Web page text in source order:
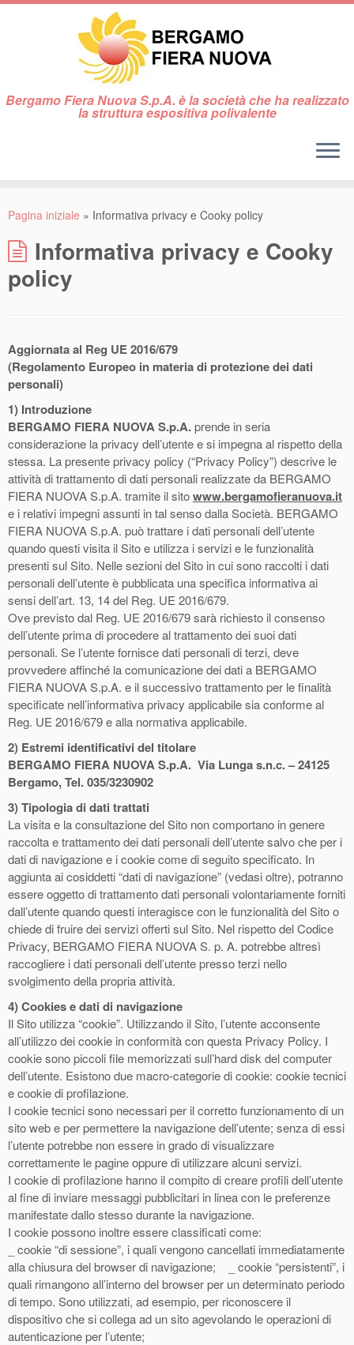
Bergamo Fiera Nuova S.p.A. è la società che ha realizzato
la struttura espositiva polivalente
Pagina iniziale » Informativa privacy e Cooky policy
Informativa privacy e Cooky
policy
Aggiornata al Reg UE 2016/679
(Regolamento Europeo in materia di protezione dei dati
personali)
1) Introduzione
BERGAMO FIERA NUOVA S.p.A.prende in seria
considerazione la privacy dell’utente e si impegna al rispetto della
stessa. La presente privacy policy (“Privacy Policy”) descrive le
attività di trattamento di dati personali realizzate da BERGAMO
FIERA NUOVA S.p.A. tramite il sitowww.bergamofieranuova.it
e i relativi impegni assunti in tal senso dalla Società. BERGAMO
FIERA NUOVA S.p.A. può trattare i dati personali dell’utente
quando questi visita il Sito e utilizza i servizi e le funzionalità
presenti sul Sito. Nelle sezioni del Sito in cui sono raccolti i dati
personali dell’utente è pubblicata una specifica informativa ai
sensi dell’art. 13, 14 del Reg. UE 2016/679.
Ove previsto dal Reg. UE 2016/679 sarà richiesto il consenso
dell’utente prima di procedere al trattamento dei suoi dati
personali. Se l’utente fornisce dati personali di terzi, deve
provvedere affinché la comunicazione dei dati a BERGAMO
FIERA NUOVA S.p.A. e il successivo trattamento per le finalità
specificate nell’informativa privacy applicabile sia conforme al
Reg. UE 2016/679 e alla normativa applicabile.
2) Estremi identificativi del titolare
BERGAMO FIERA NUOVA S.p.A. Via Lunga s.n.c. – 24125
Bergamo, Tel. 035/3230902
3)Tipologia di dati trattati
La visita e la consultazione del Sito non comportano in genere
raccolta e trattamento dei dati personali dell’utente salvo che per i
dati di navigazione e i cookie come di seguito specificato. In
aggiunta ai cosiddetti “dati di navigazione” (vedasi oltre), potranno
essere oggetto di trattamento dati personali volontariamente forniti
dall’utente quando questi interagisce con le funzionalità del Sito o
chiede di fruire dei servizi offerti sul Sito. Nel rispetto del Codice
Privacy, BERGAMO FIERA NUOVA S. p. A. potrebbe altresì
raccogliere i dati personali dell’utente presso terzi nello
svolgimento della propria attività.
4)Cookies e dati di navigazione
Il Sito utilizza “cookie”. Utilizzando il Sito, l’utente acconsente
all’utilizzo dei cookie in conformità con questa Privacy Policy. I
cookie sono piccoli file memorizzati sull’hard disk del computer
dell’utente. Esistono due macro-categorie di cookie: cookie tecnici
e cookie di profilazione.
I cookie tecnici sono necessari per il corretto funzionamento di un
sito web e per permettere la navigazione dell’utente; senza di essi
l’utente potrebbe non essere in grado di visualizzare
correttamente le pagine oppure di utilizzare alcuni servizi.
I cookie di profilazione hanno il compito di creare profili dell’utente
al fine di inviare messaggi pubblicitari in linea con le preferenze
manifestate dallo stesso durante la navigazione.
I cookie possono inoltre essere classificati come:
_ cookie “di sessione”, i quali vengono cancellati immediatamente
alla chiusura del browser di navigazione; _ cookie “persistenti”, i
quali rimangono all’interno del browser per un determinato periodo
di tempo. Sono utilizzati, ad esempio, per riconoscere il
dispositivo che si collega ad un sito agevolando le operazioni di
autenticazione per l’utente;